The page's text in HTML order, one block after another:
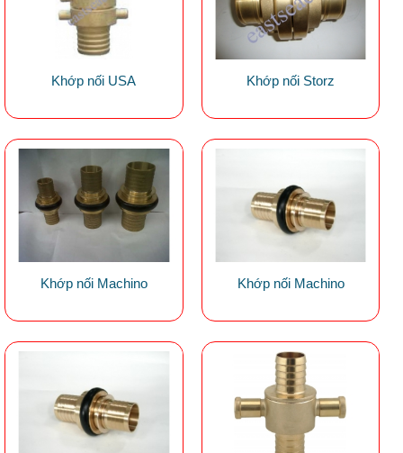
Khớp nối USA Khớp nối Storz
Khớp nối Machino Khớp nối Machino